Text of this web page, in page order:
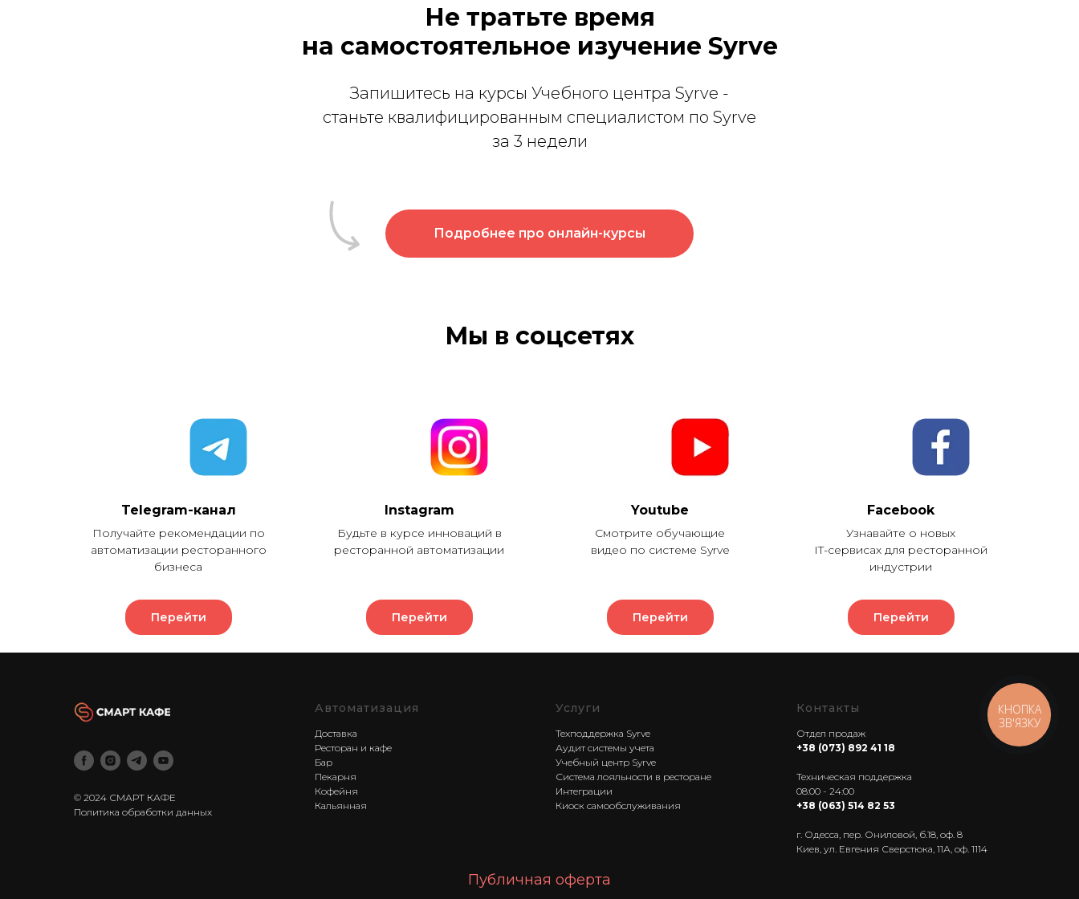
Не тратьте время
на самостоятельное изучение Syrve
Запишитесь на курсы Учебного центра Syrve -
станьте квалифицированным специалистом по Syrve
за 3 недели
Подробнее про онлайн-курсы
Мы в соцсетях
Telegram-канал
Получайте рекомендации по
автоматизации ресторанного
бизнеса
Перейти
Instagram
Будьте в курсе инноваций в
ресторанной автоматизации
Перейти
Youtube
Смотрите обучающие
видео по системе Syrve
Перейти
Facebook
Узнавайте о новых
IT-сервисах для ресторанной
индустрии
Перейти
© 2024 СМАРТ КАФЕ
Политика обработки данных
Автоматизация
Доставка
Ресторан и кафе
Бар
Пекарня
Кофейня
Кальянная
Услуги
Техподдержка Syrve
Аудит системы учета
Учебный центр Syrve
Система лояльности в ресторане
Интеграции
Киоск самообслуживания
Контакты
Отдел продаж
+38 (073) 892 41 18
Техническая поддержка
08:00 - 24:00
+38 (063) 514 82 53
г. Одесса, пер. Ониловой, б.18, оф. 8
Киев, ул. Евгения Сверстюка, 11А, оф. 1114
Публичная оферта
КНОПКА
ЗВ'ЯЗКУ